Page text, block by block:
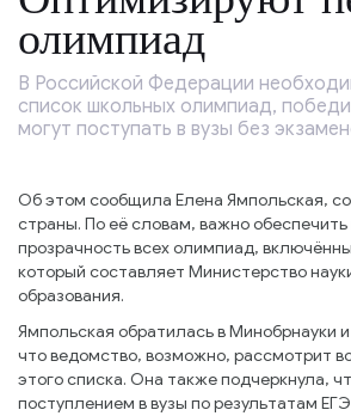
олимпиад
В Российской Федерации
список школьных олимпиад,
могут поступать в вузы без
Об этом сообщила Елена Ямпольская,
страны. По её словам, важно
прозрачность всех олимпиад,
который составляет Министерство
образования.
Ямпольская обратилась в Минобрнауки
что ведомство, возможно, рассмотрит
этого списка. Она также подчеркнула,
поступлением в вузы по результатам